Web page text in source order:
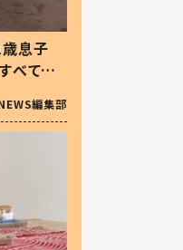
歳息子
べてを
許
編集部